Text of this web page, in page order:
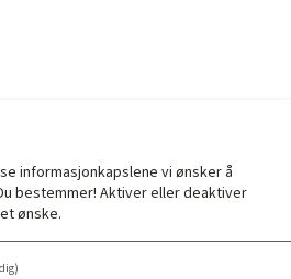
informasjonkapslene vi ønsker å
bestemmer! Aktiver eller deaktiver
ønske.